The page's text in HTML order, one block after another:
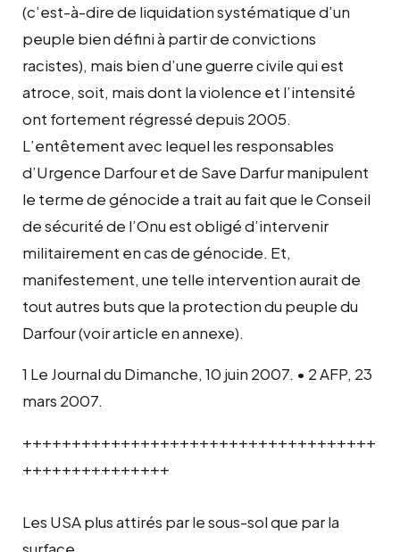
(c’est-à-dire de liquidation systématique d’un
peuple bien défini à partir de convictions
racistes), mais bien d’une guerre civile qui est
atroce, soit, mais dont la violence et l’intensité
ont fortement régressé depuis 2005.
L’entêtement avec lequel les responsables
d’Urgence Darfour et de Save Darfur manipulent
le terme de génocide a trait au fait que le Conseil
de sécurité de l’Onu est obligé d’intervenir
militairement en cas de génocide. Et,
manifestement, une telle intervention aurait de
tout autres buts que la protection du peuple du
Darfour (voir article en annexe).
1 Le Journal du Dimanche, 10 juin 2007. • 2 AFP, 23
mars 2007.
++++++++++++++++++++++++++++++++++++
+++++++++++++++
Les USA plus attirés par le sous-sol que par la